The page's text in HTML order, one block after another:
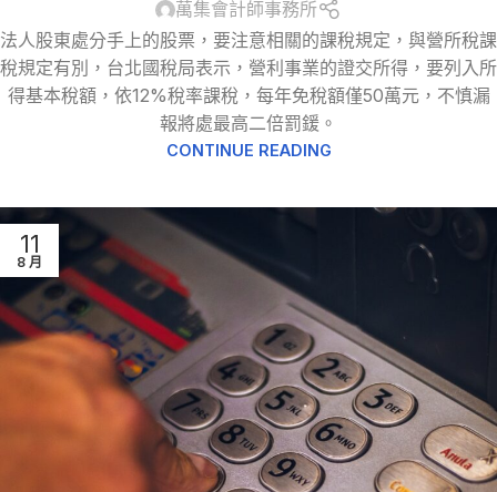
萬集會計師事務所
法人股東處分手上的股票，要注意相關的課稅規定，與營所稅課
稅規定有別，台北國稅局表示，營利事業的證交所得，要列入所
得基本稅額，依12%稅率課稅，每年免稅額僅50萬元，不慎漏
報將處最高二倍罰鍰。
CONTINUE READING
11
8 月